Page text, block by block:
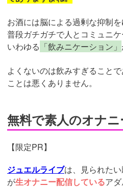
お酒には脳による過剰な抑制を
普段ガチガチで人とコミュニケ
いわゆる 「飲みニケーション」
よくないのは飲みすぎること
ことは悪くありません。
無料で素人のオナ
【限定PR】
ジュエルライブは、見られた
が生オナニー配信しているア